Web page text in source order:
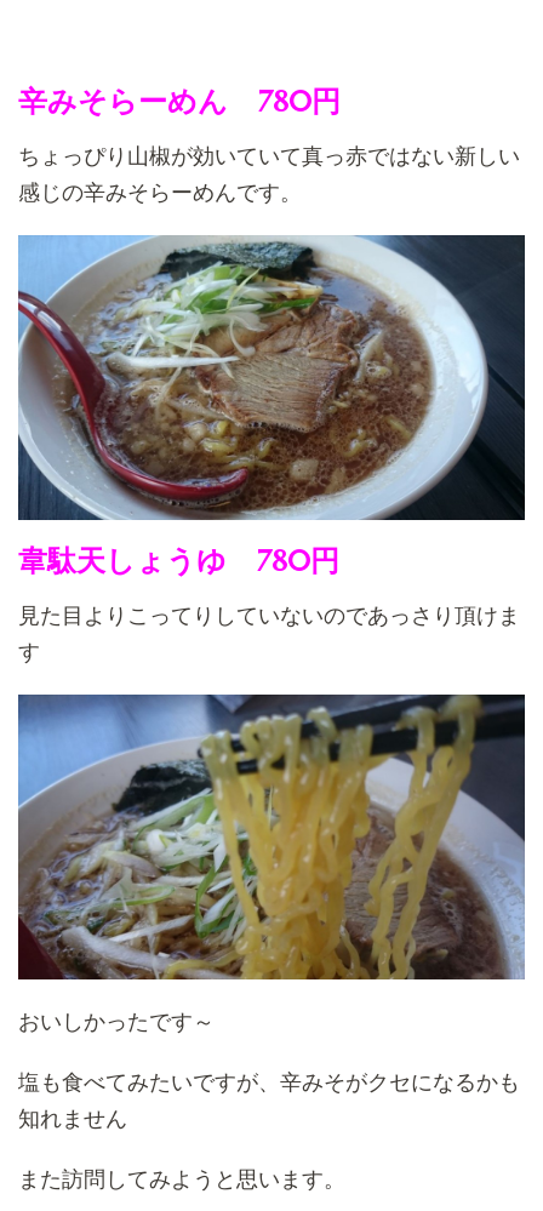
辛みそらーめん 780円
ちょっぴり山椒が効いていて真っ赤ではない新しい
感じの辛みそらーめんです。
韋駄天しょうゆ 780円
見た目よりこってりしていないのであっさり頂けま
す
おいしかったです～
塩も食べてみたいですが、辛みそがクセになるかも
知れません
また訪問してみようと思います。